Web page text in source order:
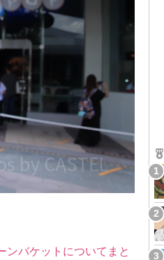
ンバケットについてまと